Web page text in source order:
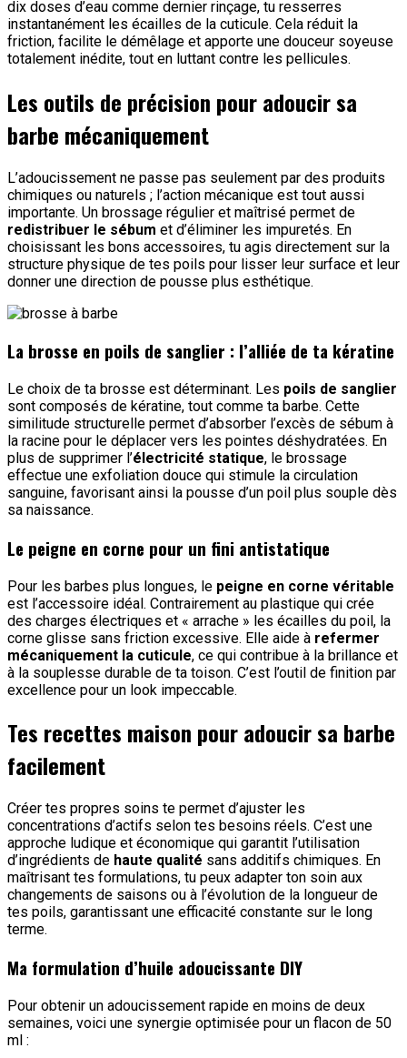
dix doses d’eau comme dernier rinçage, tu resserres
instantanément les écailles de la cuticule. Cela réduit la
friction, facilite le démêlage et apporte une douceur soyeuse
totalement inédite, tout en luttant contre les pellicules.
Les outils de précision pour adoucir sa
barbe mécaniquement
L’adoucissement ne passe pas seulement par des produits
chimiques ou naturels ; l’action mécanique est tout aussi
importante. Un brossage régulier et maîtrisé permet de
redistribuer le sébum et d’éliminer les impuretés. En
choisissant les bons accessoires, tu agis directement sur la
structure physique de tes poils pour lisser leur surface et leur
donner une direction de pousse plus esthétique.
La brosse en poils de sanglier : l’alliée de ta kératine
Le choix de ta brosse est déterminant. Les poils de sanglier
sont composés de kératine, tout comme ta barbe. Cette
similitude structurelle permet d’absorber l’excès de sébum à
la racine pour le déplacer vers les pointes déshydratées. En
plus de supprimer l’électricité statique, le brossage
effectue une exfoliation douce qui stimule la circulation
sanguine, favorisant ainsi la pousse d’un poil plus souple dès
sa naissance.
Le peigne en corne pour un fini antistatique
Pour les barbes plus longues, le peigne en corne véritable
est l’accessoire idéal. Contrairement au plastique qui crée
des charges électriques et « arrache » les écailles du poil, la
corne glisse sans friction excessive. Elle aide à refermer
mécaniquement la cuticule, ce qui contribue à la brillance et
à la souplesse durable de ta toison. C’est l’outil de finition par
excellence pour un look impeccable.
Tes recettes maison pour adoucir sa barbe
facilement
Créer tes propres soins te permet d’ajuster les
concentrations d’actifs selon tes besoins réels. C’est une
approche ludique et économique qui garantit l’utilisation
d’ingrédients de haute qualité sans additifs chimiques. En
maîtrisant tes formulations, tu peux adapter ton soin aux
changements de saisons ou à l’évolution de la longueur de
tes poils, garantissant une efficacité constante sur le long
terme.
Ma formulation d’huile adoucissante DIY
Pour obtenir un adoucissement rapide en moins de deux
semaines, voici une synergie optimisée pour un flacon de 50
ml :